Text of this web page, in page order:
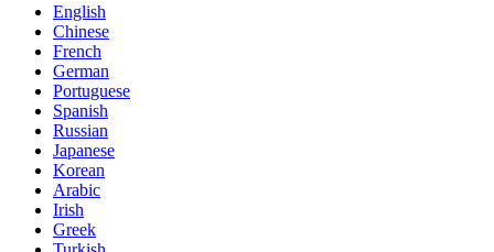
English
Chinese
French
German
Portuguese
Spanish
Russian
Japanese
Korean
Arabic
Irish
Greek